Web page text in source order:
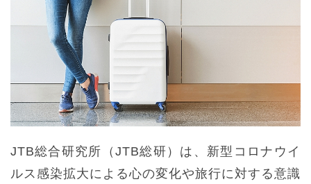
JTB総合研究所（JTB総研）は、新型コロナウイ
ルス感染拡大による心の変化や旅行に対する意識